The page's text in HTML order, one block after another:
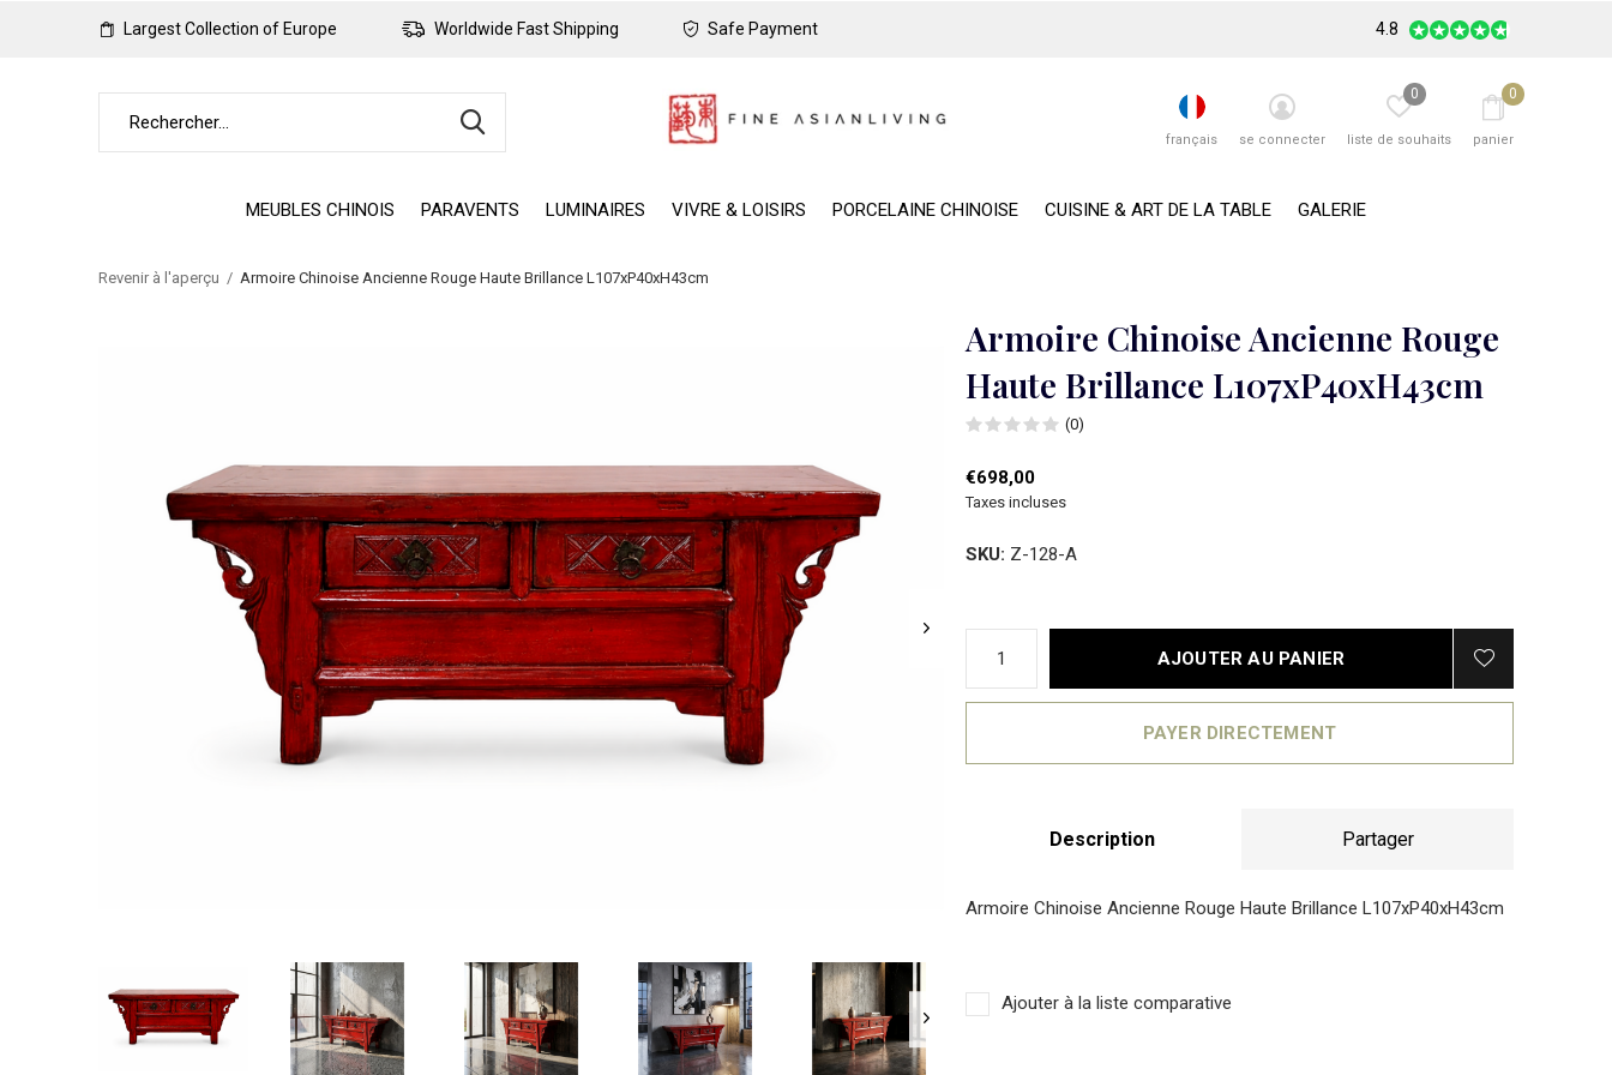
MEUBLES CHINOIS PARAVENTS LUMINAIRES VIVRE & LOISIRS PORCELAINE CHINOISE CUISINE & ART DE LA TABLE GALERIE
français se connecter liste de souhaits
0
panier
0
Largest Collection of Europe Worldwide Fast Shipping Safe Payment 4.8
Revenir à l'aperçu Armoire Chinoise Ancienne Rouge Haute Brillance L107xP40xH43cm
Armoire Chinoise Ancienne Rouge
Haute Brillance L107xP40xH43cm
(0)
€698,00
Taxes incluses
SKU: Z-128-A
AJOUTER AU PANIER
PAYER DIRECTEMENT
Description Partager
Armoire Chinoise Ancienne Rouge Haute Brillance L107xP40xH43cm
Ajouter à la liste comparative